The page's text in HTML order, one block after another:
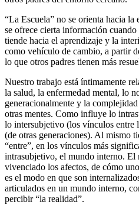
“La Escuela” no se orienta hacia la
se ofrece cierta información cuando
tiende hacia el aprendizaje y la
como vehículo de cambio, a partir
lo que otros padres tienen más
Nuestro trabajo está íntimamente
la salud, la enfermedad mental, lo
generacionalmente y la
otras mentes. Como influye lo
lo intersubjetivo (los vínculos entre
(de otras generaciones). Al mismo
“entre”, en los vínculos más
intrasubjetivo, el mundo interno. El
vivenciado los afectos, de cómo
es el modo en que son
articulados en un mundo interno,
percibir “la realidad”.